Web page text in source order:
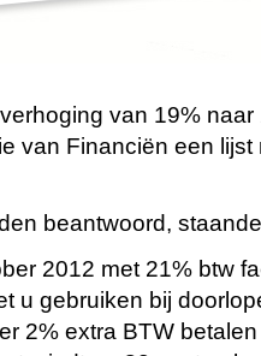
van 19%
van Financiën een
beantwoord,
2012 met 21% btw
u gebruiken bij
2% extra BTW